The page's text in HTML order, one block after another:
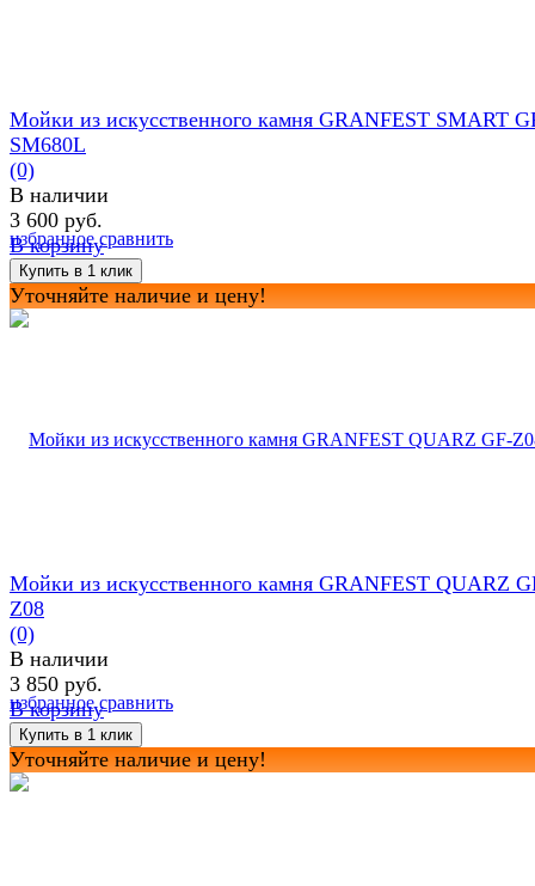
избранное сравнить
Мойки из искусственного камня GRANFEST SMART
SM680L
(0)
В наличии
3 600 руб.
В корзину
Уточняйте наличие и цену!
избранное сравнить
Мойки из искусственного камня GRANFEST QUARZ
Z08
(0)
В наличии
3 850 руб.
В корзину
Уточняйте наличие и цену!